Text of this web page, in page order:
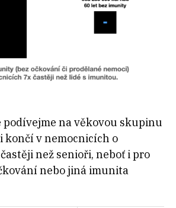
podívejme na věkovou skupinu
končí v nemocnicích o
než senioři, neboť i pro
nebo jiná imunita